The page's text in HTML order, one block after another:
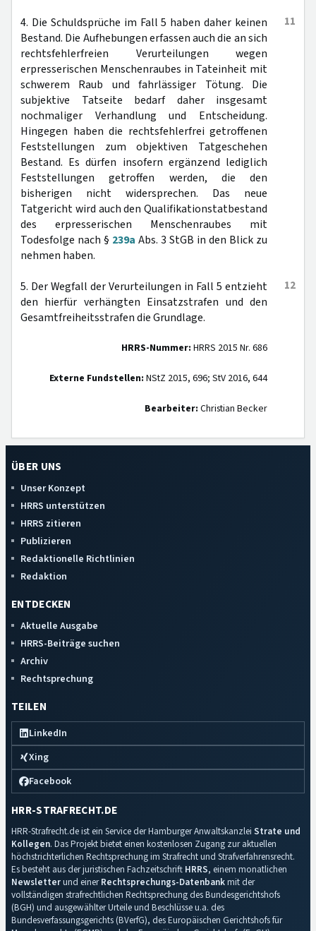
11
4. Die Schuldsprüche im Fall 5 haben daher keinen
Bestand. Die Aufhebungen erfassen auch die an sich
rechtsfehlerfreien Verurteilungen wegen
erpresserischen Menschenraubes in Tateinheit mit
schwerem Raub und fahrlässiger Tötung. Die
subjektive Tatseite bedarf daher insgesamt
nochmaliger Verhandlung und Entscheidung.
Hingegen haben die rechtsfehlerfrei getroffenen
Feststellungen zum objektiven Tatgeschehen
Bestand. Es dürfen insofern ergänzend lediglich
Feststellungen getroffen werden, die den
bisherigen nicht widersprechen. Das neue
Tatgericht wird auch den Qualifikationstatbestand
des erpresserischen Menschenraubes mit
Todesfolge nach § 239a Abs. 3 StGB in den Blick zu
nehmen haben.
12
5. Der Wegfall der Verurteilungen in Fall 5 entzieht
den hierfür verhängten Einsatzstrafen und den
Gesamtfreiheitsstrafen die Grundlage.
HRRS-Nummer: HRRS 2015 Nr. 686
Externe Fundstellen: NStZ 2015, 696; StV 2016, 644
Bearbeiter: Christian Becker
ÜBER UNS
Unser Konzept
HRRS unterstützen
HRRS zitieren
Publizieren
Redaktionelle Richtlinien
Redaktion
ENTDECKEN
Aktuelle Ausgabe
HRRS-Beiträge suchen
Archiv
Rechtsprechung
TEILEN
LinkedIn
Xing
Facebook
HRR-STRAFRECHT.DE
HRR-Strafrecht.de ist ein Service der Hamburger Anwaltskanzlei Strate und
Kollegen. Das Projekt bietet einen kostenlosen Zugang zur aktuellen
höchstrichterlichen Rechtsprechung im Strafrecht und Strafverfahrensrecht.
Es besteht aus der juristischen Fachzeitschrift HRRS, einem monatlichen
Newsletterund einerRechtsprechungs-Datenbankmit der
vollständigen strafrechtlichen Rechtsprechung des Bundesgerichtshofs
(BGH) und ausgewählter Urteile und Beschlüsse u.a. des
Bundesverfassungsgerichts (BVerfG), des Europäischen Gerichtshofs für